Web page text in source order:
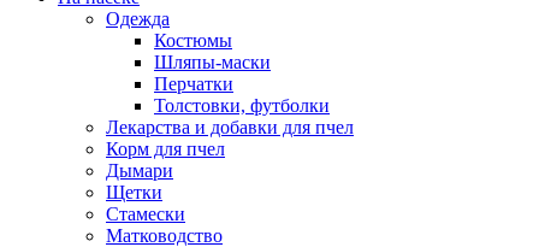
Одежда
Костюмы
Шляпы-маски
Перчатки
Толстовки, футболки
Лекарства и добавки для пчел
Корм для пчел
Дымари
Щетки
Стамески
Матководство